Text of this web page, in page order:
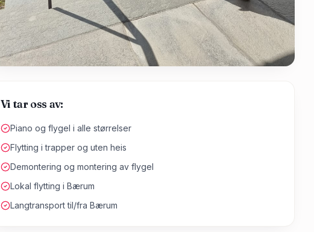
Vi tar oss av:
Piano og flygel i alle størrelser
Flytting i trapper og uten heis
Demontering og montering av flygel
Lokal flytting i Bærum
Langtransport til/fra Bærum